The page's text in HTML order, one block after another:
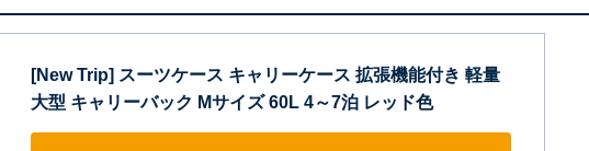
[New Trip] スーツケース キャリーケース 拡張機能付き 軽量
大型 キャリーバック Mサイズ 60L 4～7泊 レッド色